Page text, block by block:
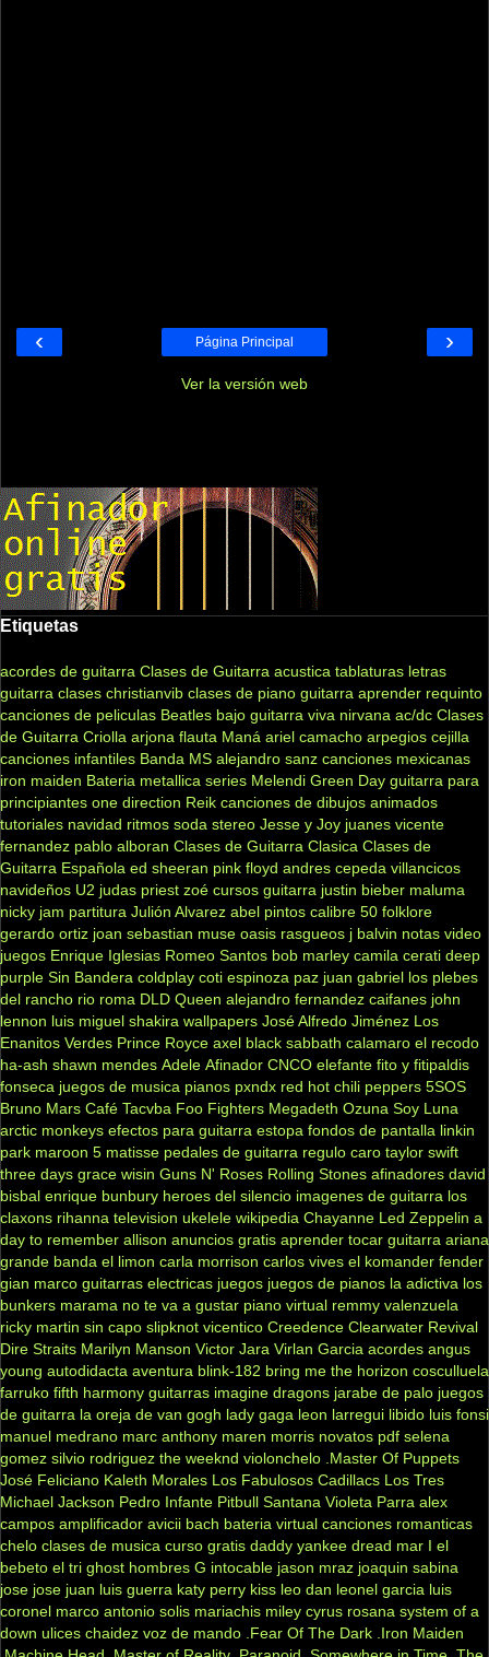
‹ ›
Página Principal
Ver la versión web
Etiquetas
acordes de guitarra Clases de Guitarra acustica tablaturas letras
guitarra clases christianvib clases de piano guitarra aprender requinto
canciones de peliculas Beatles bajo guitarra viva nirvana ac/dc Clases
de Guitarra Criolla arjona flauta Maná ariel camacho arpegios cejilla
canciones infantiles Banda MS alejandro sanz canciones mexicanas
iron maiden Bateria metallica series Melendi Green Day guitarra para
principiantes one direction Reik canciones de dibujos animados
tutoriales navidad ritmos soda stereo Jesse y Joy juanes vicente
fernandez pablo alboran Clases de Guitarra Clasica Clases de
Guitarra Española ed sheeran pink floyd andres cepeda villancicos
navideños U2 judas priest zoé cursos guitarra justin bieber maluma
nicky jam partitura Julión Alvarez abel pintos calibre 50 folklore
gerardo ortiz joan sebastian muse oasis rasgueos j balvin notas video
juegos Enrique Iglesias Romeo Santos bob marley camila cerati deep
purple Sin Bandera coldplay coti espinoza paz juan gabriel los plebes
del rancho rio roma DLD Queen alejandro fernandez caifanes john
lennon luis miguel shakira wallpapers José Alfredo Jiménez Los
Enanitos Verdes Prince Royce axel black sabbath calamaro el recodo
ha-ash shawn mendes Adele Afinador CNCO elefante fito y fitipaldis
fonseca juegos de musica pianos pxndx red hot chili peppers 5SOS
Bruno Mars Café Tacvba Foo Fighters Megadeth Ozuna Soy Luna
arctic monkeys efectos para guitarra estopa fondos de pantalla linkin
park maroon 5 matisse pedales de guitarra regulo caro taylor swift
three days grace wisin Guns N' Roses Rolling Stones afinadores david
bisbal enrique bunbury heroes del silencio imagenes de guitarra los
claxons rihanna television ukelele wikipedia Chayanne Led Zeppelin a
day to remember allison anuncios gratis aprender tocar guitarra ariana
grande banda el limon carla morrison carlos vives el komander fender
gian marco guitarras electricas juegos juegos de pianos la adictiva los
bunkers marama no te va a gustar piano virtual remmy valenzuela
ricky martin sin capo slipknot vicentico Creedence Clearwater Revival
Dire Straits Marilyn Manson Victor Jara Virlan Garcia acordes angus
young autodidacta aventura blink-182 bring me the horizon cosculluela
farruko fifth harmony guitarras imagine dragons jarabe de palo juegos
de guitarra la oreja de van gogh lady gaga leon larregui libido luis fonsi
manuel medrano marc anthony maren morris novatos pdf selena
gomez silvio rodriguez the weeknd violonchelo .Master Of Puppets
José Feliciano Kaleth Morales Los Fabulosos Cadillacs Los Tres
Michael Jackson Pedro Infante Pitbull Santana Violeta Parra alex
campos amplificador avicii bach bateria virtual canciones romanticas
chelo clases de musica curso gratis daddy yankee dread mar I el
bebeto el tri ghost hombres G intocable jason mraz joaquin sabina
jose jose juan luis guerra katy perry kiss leo dan leonel garcia luis
coronel marco antonio solis mariachis miley cyrus rosana system of a
down ulices chaidez voz de mando .Fear Of The Dark .Iron Maiden